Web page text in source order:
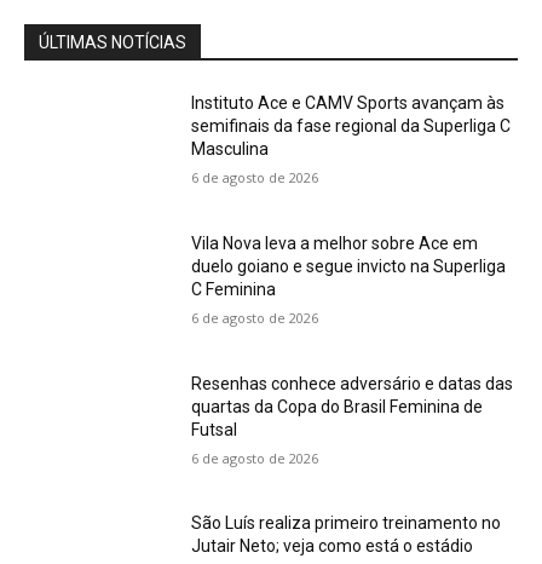
ÚLTIMAS NOTÍCIAS
Instituto Ace e CAMV Sports avançam às
semifinais da fase regional da Superliga C
Masculina
6 de agosto de 2026
Vila Nova leva a melhor sobre Ace em
duelo goiano e segue invicto na Superliga
C Feminina
6 de agosto de 2026
Resenhas conhece adversário e datas das
quartas da Copa do Brasil Feminina de
Futsal
6 de agosto de 2026
São Luís realiza primeiro treinamento no
Jutair Neto; veja como está o estádio